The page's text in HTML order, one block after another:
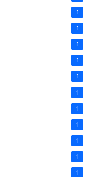
1
1
1
1
1
1
1
1
1
1
1